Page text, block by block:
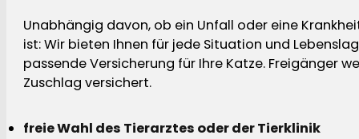
Unabhängig davon, ob ein Unfall oder eine
ist: Wir bieten Ihnen für jede Situation und
passende Versicherung für Ihre Katze. Freigänger
Zuschlag versichert.
freie Wahl des Tierarztes oder der Tierklinik